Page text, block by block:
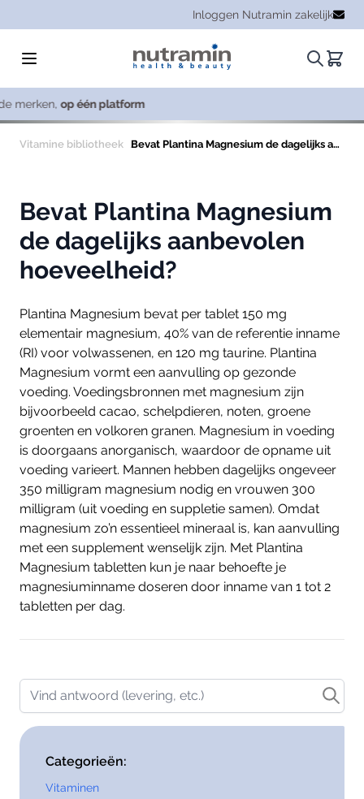
Inloggen Nutramin zakelijk
Zoeken.
Vitamine bibliotheek Bevat Plantina Magnesium de dagelijks aanbevolen hoeveelheid?
Bevat Plantina Magnesium
de dagelijks aanbevolen
hoeveelheid?
Plantina Magnesium bevat per tablet 150 mg
elementair magnesium, 40% van de referentie inname
(RI) voor volwassenen, en 120 mg taurine. Plantina
Magnesium vormt een aanvulling op gezonde
voeding. Voedingsbronnen met magnesium zijn
bijvoorbeeld cacao, schelpdieren, noten, groene
groenten en volkoren granen. Magnesium in voeding
is doorgaans anorganisch, waardoor de opname uit
voeding varieert. Mannen hebben dagelijks ongeveer
350 milligram magnesium nodig en vrouwen 300
milligram (uit voeding en suppletie samen). Omdat
magnesium zo’n essentieel mineraal is, kan aanvulling
met een supplement wenselijk zijn. Met Plantina
Magnesium tabletten kun je naar behoefte je
magnesiuminname doseren door inname van 1 tot 2
tabletten per dag.
Vind antwoord (levering, etc.)
Categorieën:
Vitaminen